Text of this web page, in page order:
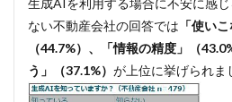
作成
エン
ドユ
生成AIを利用する場合に不安に感
ない不動産会社の回答では 「使い
（44.7%）、「情報の精度」（
う」（37.1%） が上位に挙げられま